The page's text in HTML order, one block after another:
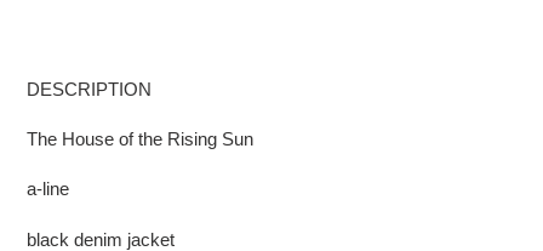
DESCRIPTION
The House of the Rising Sun
a-line
black denim jacket